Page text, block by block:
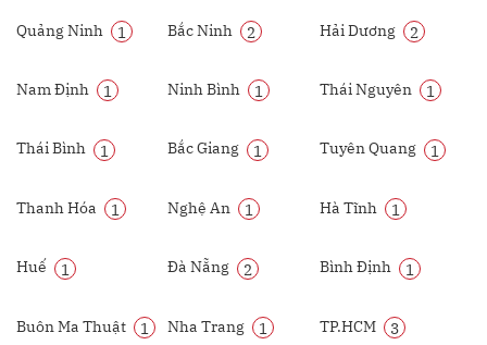
Quảng Ninh 1 Bắc Ninh 2 Hải Dương 2
Nam Định 1 Ninh Bình 1 Thái Nguyên 1
Thái Bình 1 Bắc Giang 1 Tuyên Quang 1
Thanh Hóa 1 Nghệ An 1 Hà Tĩnh 1
Huế 1 Đà Nẵng 2 Bình Định 1
Buôn Ma Thuật 1 Nha Trang 1 TP.HCM 3